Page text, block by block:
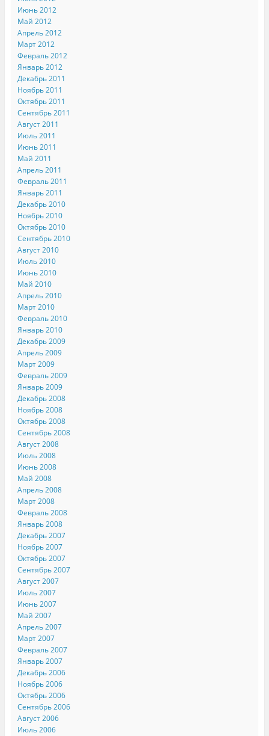
Июнь 2012
Май 2012
Апрель 2012
Март 2012
Февраль 2012
Январь 2012
Декабрь 2011
Ноябрь 2011
Октябрь 2011
Сентябрь 2011
Август 2011
Июль 2011
Июнь 2011
Май 2011
Апрель 2011
Февраль 2011
Январь 2011
Декабрь 2010
Ноябрь 2010
Октябрь 2010
Сентябрь 2010
Август 2010
Июль 2010
Июнь 2010
Май 2010
Апрель 2010
Март 2010
Февраль 2010
Январь 2010
Декабрь 2009
Апрель 2009
Март 2009
Февраль 2009
Январь 2009
Декабрь 2008
Ноябрь 2008
Октябрь 2008
Сентябрь 2008
Август 2008
Июль 2008
Июнь 2008
Май 2008
Апрель 2008
Март 2008
Февраль 2008
Январь 2008
Декабрь 2007
Ноябрь 2007
Октябрь 2007
Сентябрь 2007
Август 2007
Июль 2007
Июнь 2007
Май 2007
Апрель 2007
Март 2007
Февраль 2007
Январь 2007
Декабрь 2006
Ноябрь 2006
Октябрь 2006
Сентябрь 2006
Август 2006
Июль 2006